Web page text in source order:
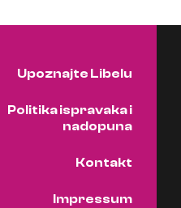
Upoznajte Libelu
Politika ispravaka i
nadopuna
Kontakt
Impressum